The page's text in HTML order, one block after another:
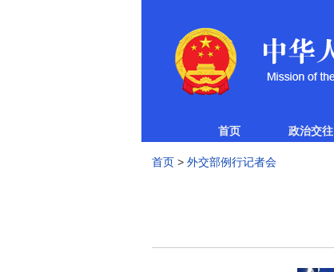
首页 政治交往
首页 > 外交部例行记者会